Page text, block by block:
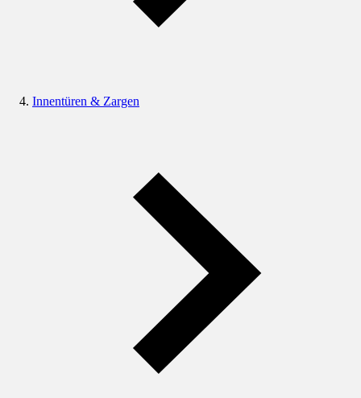
Innentüren & Zargen